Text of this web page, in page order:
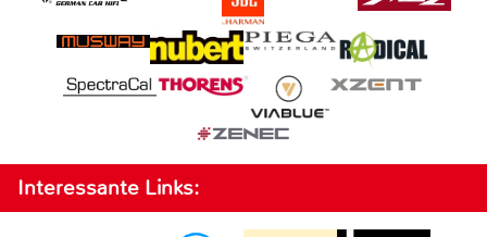
Interessante Links: